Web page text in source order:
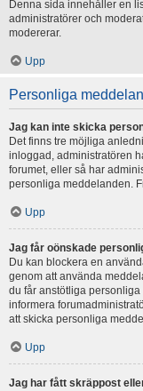
Denna sida innehåller en
administratörer och
modererar.
Upp
Personliga
Jag kan inte skicka
Det finns tre möjliga
inloggad, administratören
forumet, eller så har
personliga meddelanden.
Upp
Jag får oönskade
Du kan blockera en
genom att använda
du får anstötliga
informera
att skicka personliga
Upp
Jag har fått skräppost